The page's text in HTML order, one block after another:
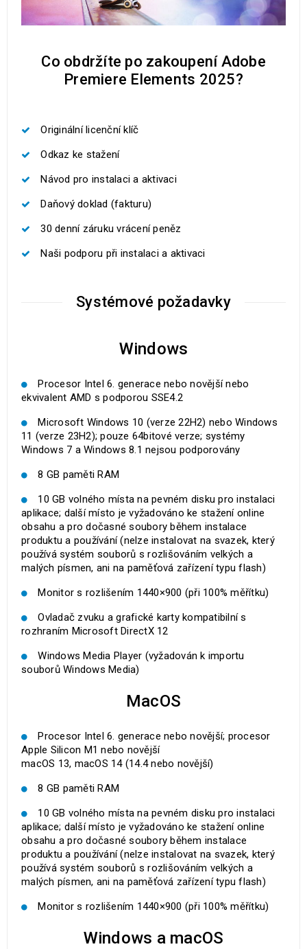
Co obdržíte po zakoupení Adobe
Premiere Elements 2025?
Originální licenční klíč
Odkaz ke stažení
Návod pro instalaci a aktivaci
Daňový doklad (fakturu)
30 denní záruku vrácení peněz
Naši podporu při instalaci a aktivaci
Systémové požadavky
Windows
Procesor Intel 6. generace nebo novější nebo
ekvivalent AMD s podporou SSE4.2
Microsoft Windows 10 (verze 22H2) nebo Windows
11 (verze 23H2); pouze 64bitové verze; systémy
Windows 7 a Windows 8.1 nejsou podporovány
8 GB paměti RAM
10 GB volného místa na pevném disku pro instalaci
aplikace; další místo je vyžadováno ke stažení online
obsahu a pro dočasné soubory během instalace
produktu a používání (nelze instalovat na svazek, který
používá systém souborů s rozlišováním velkých a
malých písmen, ani na paměťová zařízení typu flash)
Monitor s rozlišením 1440×900 (při 100% měřítku)
Ovladač zvuku a grafické karty kompatibilní s
rozhraním Microsoft DirectX 12
Windows Media Player (vyžadován k importu
souborů Windows Media)
MacOS
Procesor Intel 6. generace nebo novější; procesor
Apple Silicon M1 nebo novější
macOS 13, macOS 14 (14.4 nebo novější)
8 GB paměti RAM
10 GB volného místa na pevném disku pro instalaci
aplikace; další místo je vyžadováno ke stažení online
obsahu a pro dočasné soubory během instalace
produktu a používání (nelze instalovat na svazek, který
používá systém souborů s rozlišováním velkých a
malých písmen, ani na paměťová zařízení typu flash)
Monitor s rozlišením 1440×900 (při 100% měřítku)
Windows a macOS